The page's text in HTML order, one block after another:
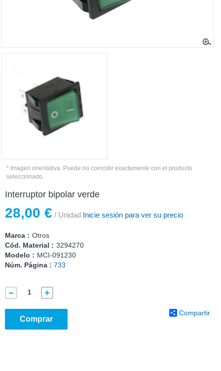
* Imagen orientativa. Puede no coincidir exactamente con el producto
seleccionado.
Interruptor bipolar verde
28,00 € / Unidad Inicie sesión para ver su precio
Marca : Otros
Cód. Material : 3294270
Modelo : MCI-091230
Núm. Página : 733
Comprar
Compartir